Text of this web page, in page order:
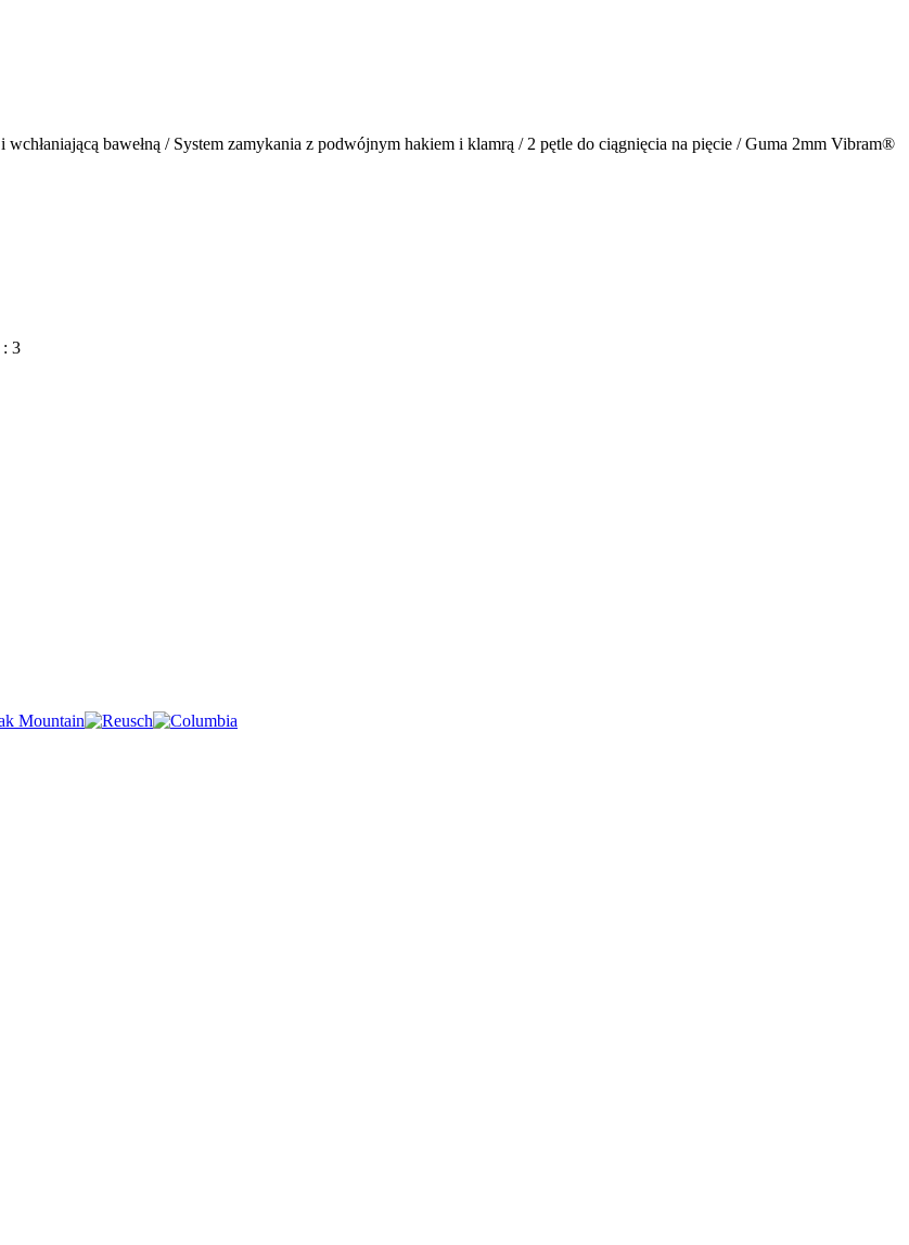
bawełną / System zamykania z podwójnym hakiem i klamrą / 2 pętle do ciągnięcia na pięcie / Guma 2mm Vibram®
3